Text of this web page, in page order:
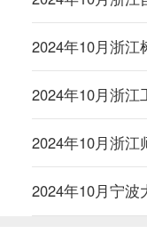
2024年10月浙
2024年10月浙
2024年10月浙
2024年10月宁波